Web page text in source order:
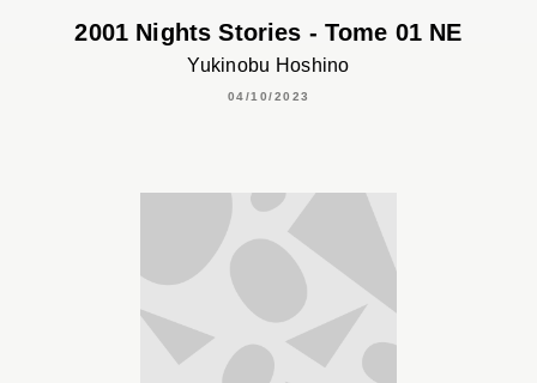
2001 Nights Stories - Tome 01 NE
Yukinobu Hoshino
04/10/2023